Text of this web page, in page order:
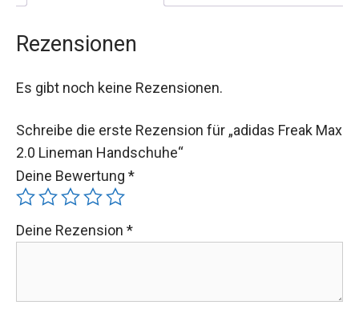
Rezensionen
Es gibt noch keine Rezensionen.
Schreibe die erste Rezension für „adidas Freak Max
2.0 Lineman Handschuhe“
Deine Bewertung *
Deine Rezension *